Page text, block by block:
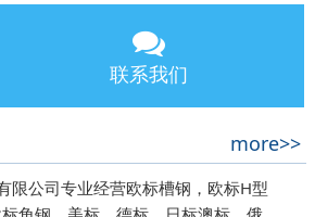
联系我们
more>>
公司专业经营欧标槽钢，欧标H型